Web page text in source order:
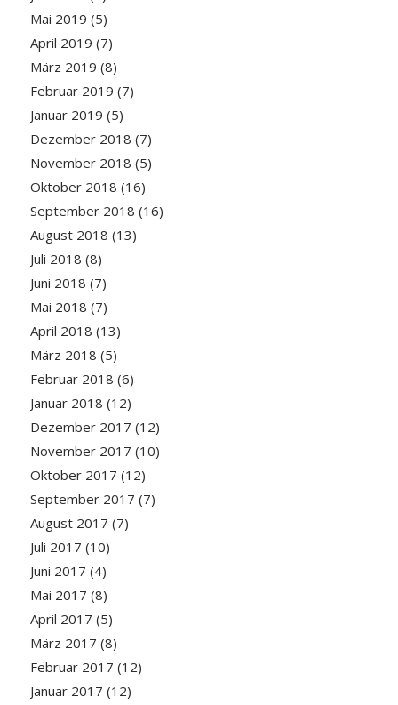
Mai 2019 (5)
April 2019 (7)
März 2019 (8)
Februar 2019 (7)
Januar 2019 (5)
Dezember 2018 (7)
November 2018 (5)
Oktober 2018 (16)
September 2018 (16)
August 2018 (13)
Juli 2018 (8)
Juni 2018 (7)
Mai 2018 (7)
April 2018 (13)
März 2018 (5)
Februar 2018 (6)
Januar 2018 (12)
Dezember 2017 (12)
November 2017 (10)
Oktober 2017 (12)
September 2017 (7)
August 2017 (7)
Juli 2017 (10)
Juni 2017 (4)
Mai 2017 (8)
April 2017 (5)
März 2017 (8)
Februar 2017 (12)
Januar 2017 (12)